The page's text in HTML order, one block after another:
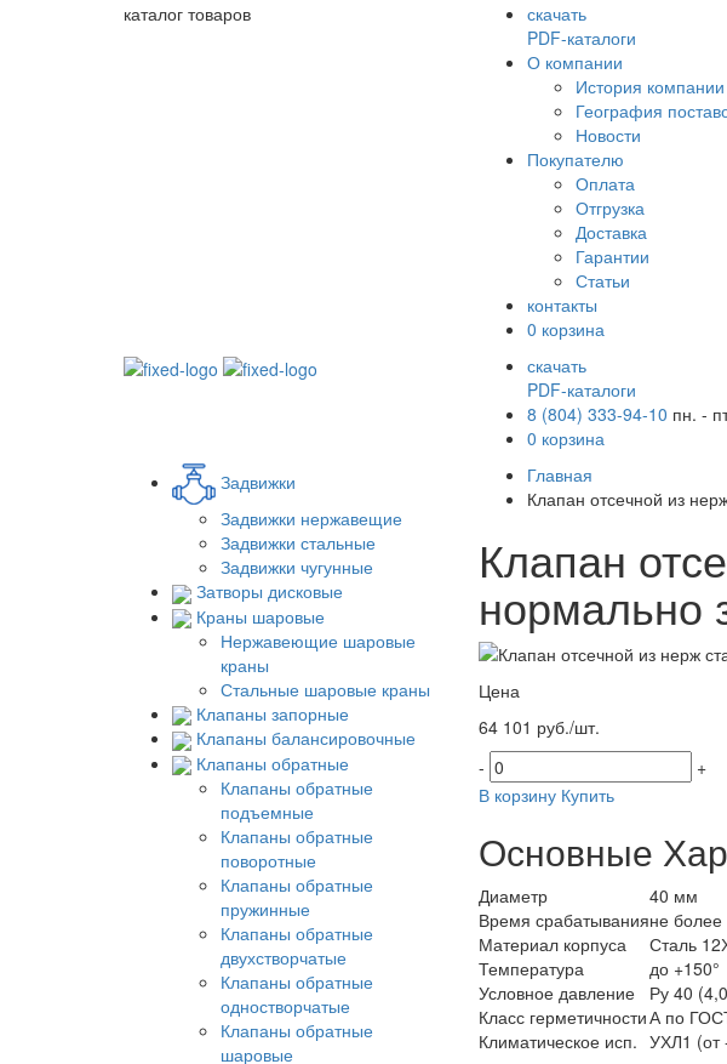
каталог товаров
скачать
PDF-каталоги
О компании
История компании
География
Новости
Покупателю
Оплата
Отгрузка
Доставка
Гарантии
Статьи
контакты
0 корзина
скачать
PDF-каталоги
8 (804) 333-94-10 пн. -
0 корзина
Задвижки
Задвижки нержавещие
Задвижки стальные
Задвижки чугунные
Затворы дисковые
Краны шаровые
Нержавеющие шаровые
краны
Стальные шаровые краны
Клапаны запорные
Клапаны балансировочные
Клапаны обратные
Клапаны обратные
подъемные
Клапаны обратные
поворотные
Клапаны обратные
пружинные
Клапаны обратные
двухстворчатые
Клапаны обратные
одностворчатые
Клапаны обратные
шаровые
Главная
Клапан отсечной из
Клапан
нормально
Цена
64 101 руб./шт.
-
+
В корзину Купить
Основные
Диаметр
40 мм
Время срабатыванияне более
Материал корпуса
Сталь
Температура
до +150°
Условное давление
Ру 40
Класс герметичностиА по
Климатическое исп. УХЛ1 (от